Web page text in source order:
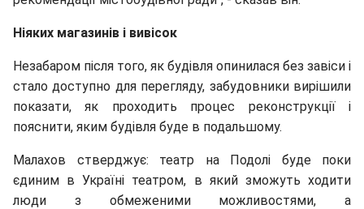
Ніяких магазинів і вивісок
Незабаром після того, як будівля опинилася без завіси і
стало доступно для перегляду, забудовники вирішили
показати, як проходить процес реконструкції і
пояснити, яким будівля буде в подальшому.
Малахов стверджує: театр на Подолі буде поки
єдиним в Україні театром, в який зможуть ходити
люди з обмеженими можливостями, а